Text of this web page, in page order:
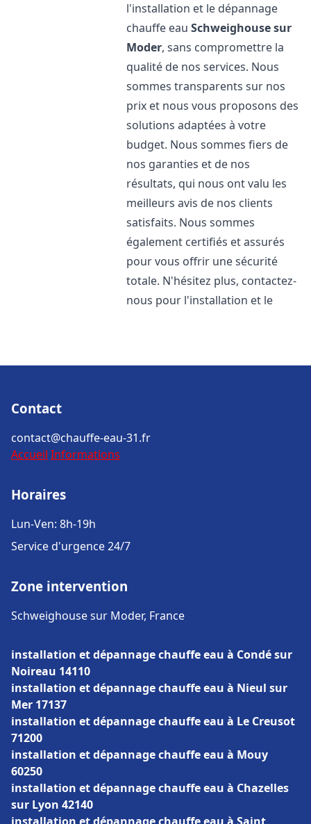
l'installation et le dépannage
chauffe eauSchweighouse sur
Moder, sans compromettre la
qualité de nos services. Nous
sommes transparents sur nos
prix et nous vous proposons des
solutions adaptées à votre
budget. Nous sommes fiers de
nos garanties et de nos
résultats, qui nous ont valu les
meilleurs avis de nos clients
satisfaits. Nous sommes
également certifiés et assurés
pour vous offrir une sécurité
totale. N'hésitez plus, contactez-
nous pour l'installation et le
Contact
contact@chauffe-eau-31.fr
Accueil Informations
Horaires
Lun-Ven: 8h-19h
Service d'urgence 24/7
Zone intervention
Schweighouse sur Moder, France
installation et dépannage chauffe eau à Condé sur
Noireau 14110
installation et dépannage chauffe eau à Nieul sur
Mer 17137
installation et dépannage chauffe eau à Le Creusot
71200
installation et dépannage chauffe eau à Mouy
60250
installation et dépannage chauffe eau à Chazelles
sur Lyon 42140